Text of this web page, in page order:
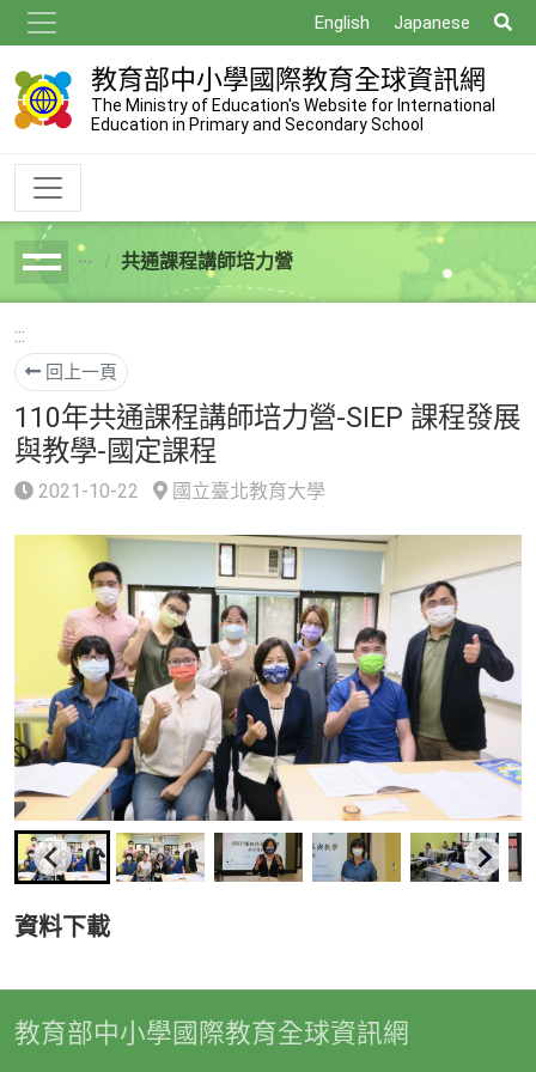
到
主
要
內
English Japanese
尋
教育部中小學國際教育全球資訊網
The Ministry of Education's Website for International
Education in Primary and Secondary School
breadcrumb共通課程講師培力營
:::
回上一頁
110年共通課程講師培力營-SIEP 課程發展
與教學-國定課程
2021-10-22 國立臺北教育大學
資料下載
教育部中小學國際教育全球資訊網